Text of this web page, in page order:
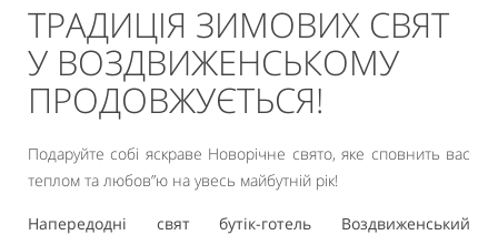
ТРАДИЦІЯ ЗИМОВИХ СВЯТ
У ВОЗДВИЖЕНСЬКОМУ
ПРОДОВЖУЄТЬСЯ!
Подаруйте собі яскраве Новорічне свято, яке сповнить вас
теплом та любов”ю на увесь майбутній рік!
Напередодні свят бутік-готель Воздвиженський